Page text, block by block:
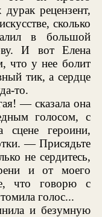
дурак рецензент,
сколько
в большой
И вот Елена
что у нее болит
тик, а сердце
то.
— сказала она
голосом, с
сцене героини,
— Присядьте
не сердитесь,
и от моего
что говорю с
голос...
и безумную